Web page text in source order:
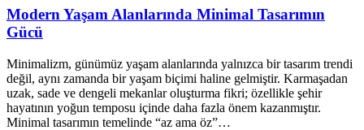
Modern Yaşam Alanlarında Minimal Tasarımın
Gücü
Minimalizm, günümüz yaşam alanlarında yalnızca bir tasarım trendi
değil, aynı zamanda bir yaşam biçimi haline gelmiştir. Karmaşadan
uzak, sade ve dengeli mekanlar oluşturma fikri; özellikle şehir
hayatının yoğun temposu içinde daha fazla önem kazanmıştır.
Minimal tasarımın temelinde “az ama öz”…